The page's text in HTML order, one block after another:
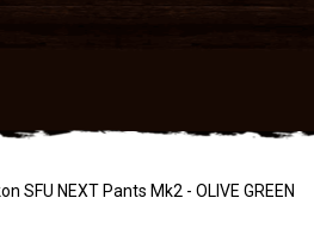
SFU NEXT Pants Mk2 - OLIVE GREEN